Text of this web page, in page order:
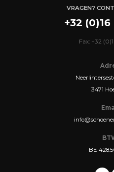
VRAGEN?
+32
Fax: +32
3471
BE